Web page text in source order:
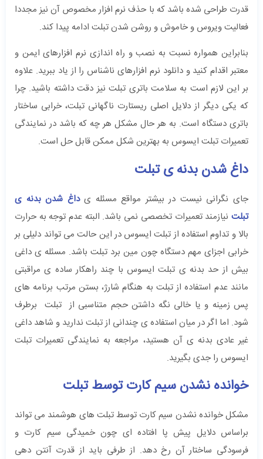
قدرت طراحی شده باشد که با حذف نرم افزار مخصوص آن نیز مجددا
فعالیت ویروس و خاموش و روشن شدن تبلت ادامه پیدا کند.
بنابراین همواره نسبت به نصب و راه اندازی نرم افزارهای ایمن و
معتبر اقدام کنید و دانلود نرم افزارهای ناشناس را از یاد ببرید. علاوه
بر این لازم است به سلامت باتری تبلت نیز دقت داشته باشید. چرا
که یکی دیگر از دلایل اصلی ریستارت ناگهانی تبلت، خرابی ساختار
باتری دستگاه است. به هر حال مشکل هر چه که باشد در نمایندگی
تعمیرات تبلت ایسوس به بهترین شکل ممکن قابل حل است.
داغ شدن بدنه ی تبلت
جای نگرانی نیست در بیشتر مواقع مسئله یداغ شدن بدنه ی
تبلت نیازمند تعمیرات تخصصی نمی باشد. البته عدم توجه به حرارت
بالا و تداوم استفاده از تبلت ایسوس در این حالت می تواند دلیلی بر
خرابی اجزای مهم دستگاه چون مین برد تبلت باشد. مسئله ی داغی
بیش از حد بدنه ی تبلت ایسوس با چند راهکار ساده ی مراقبتی
مانند عدم استفاده از تبلت به هنگام شارژ، بستن مرتب برنامه های
پس زمینه و یا خالی نگه داشتن حجم متناسبی از تبلت برطرف
شود. اما اگر در میان استفاده ی چندانی از تبلت ندارید و شاهد داغی
غیر عادی بدنه ی آن هستید، مراجعه به نمایندگی تعمیرات تبلت
ایسوس را جدی بگیرید.
خوانده نشدن سیم کارت توسط تبلت
مشکل خوانده نشدن سیم کارت توسط تبلت های هوشمند می تواند
براساس دلایل پیش پا افتاده ای چون خمیدگی سیم کارت و
فرسودگی ساختار آن رخ دهد. از طرفی باید از قدرت آنتن دهی